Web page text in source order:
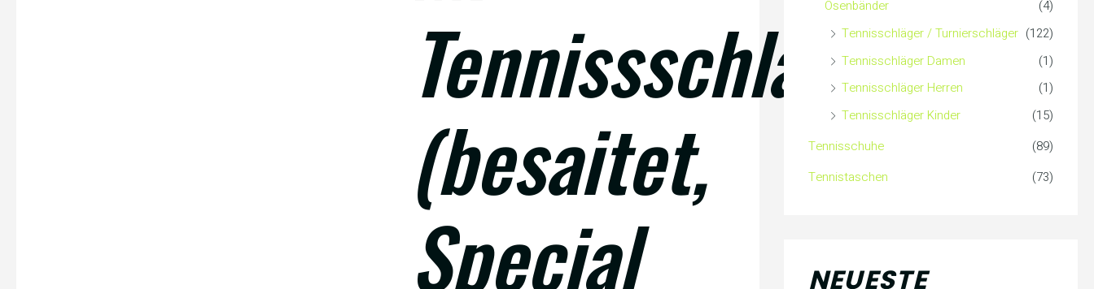
Tennissschläger
(besaitet,
Special
Ösenbänder
(4)
Tennisschläger / Turnierschläger (122)
Tennisschläger Damen
(1)
Tennisschläger Herren
(1)
Tennisschläger Kinder
(15)
Tennisschuhe
(89)
Tennistaschen
(73)
NEUESTE